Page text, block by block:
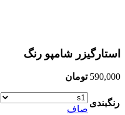
استارگیزر شامپو رنگ
590,000 تومان
رنگبندی
صاف